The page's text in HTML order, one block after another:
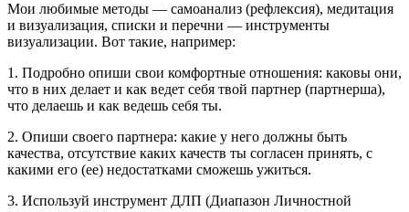
Мои любимые методы — самоанализ (рефлексия), медитация
и визуализация, списки и перечни — инструменты
визуализации. Вот такие, например:
1. Подробно опиши свои комфортные отношения: каковы они,
что в них делает и как ведет себя твой партнер (партнерша),
что делаешь и как ведешь себя ты.
2. Опиши своего партнера: какие у него должны быть
качества, отсутствие каких качеств ты согласен принять, с
какими его (ее) недостатками сможешь ужиться.
3. Используй инструмент ДЛП (Диапазон Личностной